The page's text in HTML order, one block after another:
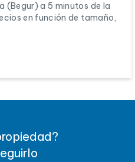
(Begur) a 5 minutos de la
en función de tamaño,